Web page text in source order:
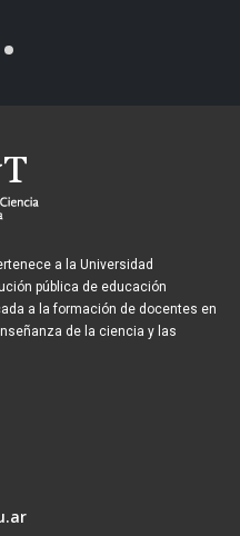
a la Universidad
pública de educación
a la formación de docentes en
de la ciencia y las